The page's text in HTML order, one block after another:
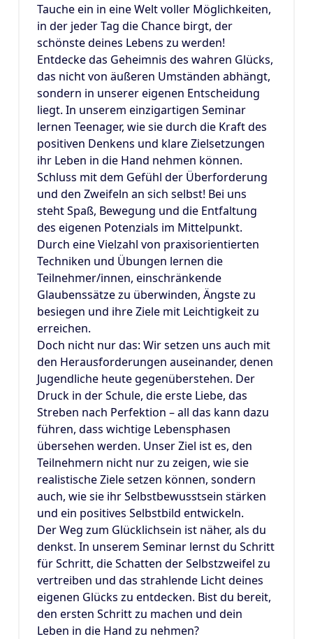
Tauche ein in eine Welt voller Möglichkeiten,
in der jeder Tag die Chance birgt, der
schönste deines Lebens zu werden!
Entdecke das Geheimnis des wahren Glücks,
das nicht von äußeren Umständen abhängt,
sondern in unserer eigenen Entscheidung
liegt. In unserem einzigartigen Seminar
lernen Teenager, wie sie durch die Kraft des
positiven Denkens und klare Zielsetzungen
ihr Leben in die Hand nehmen können.
Schluss mit dem Gefühl der Überforderung
und den Zweifeln an sich selbst! Bei uns
steht Spaß, Bewegung und die Entfaltung
des eigenen Potenzials im Mittelpunkt.
Durch eine Vielzahl von praxisorientierten
Techniken und Übungen lernen die
Teilnehmer/innen, einschränkende
Glaubenssätze zu überwinden, Ängste zu
besiegen und ihre Ziele mit Leichtigkeit zu
erreichen.
Doch nicht nur das: Wir setzen uns auch mit
den Herausforderungen auseinander, denen
Jugendliche heute gegenüberstehen. Der
Druck in der Schule, die erste Liebe, das
Streben nach Perfektion – all das kann dazu
führen, dass wichtige Lebensphasen
übersehen werden. Unser Ziel ist es, den
Teilnehmern nicht nur zu zeigen, wie sie
realistische Ziele setzen können, sondern
auch, wie sie ihr Selbstbewusstsein stärken
und ein positives Selbstbild entwickeln.
Der Weg zum Glücklichsein ist näher, als du
denkst. In unserem Seminar lernst du Schritt
für Schritt, die Schatten der Selbstzweifel zu
vertreiben und das strahlende Licht deines
eigenen Glücks zu entdecken. Bist du bereit,
den ersten Schritt zu machen und dein
Leben in die Hand zu nehmen?